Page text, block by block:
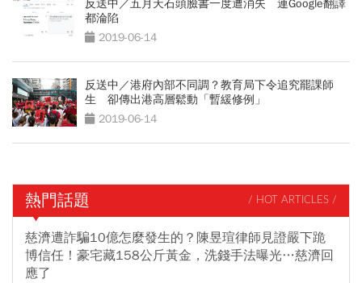
反送中／五月天石頭臉書一度遭消失 連Google翻譯
都淪陷
2019-06-14
反送中／港府內部不同調？教育局下令追究罷課師
生 卻傳出港高層鬆動「暫緩修例」
2019-06-14
熱門話題 / HOT ARTICLES /
慈濟遭詐騙10億怎麼發生的？陳昱瑄律師見證嚴下跪
博信任！豪宅藏158公斤黃金，洗錢手法曝光…慈濟回
應了